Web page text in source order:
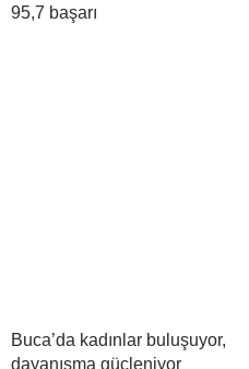
95,7 başarı
Buca’da kadınlar buluşuyor,
dayanışma güçleniyor